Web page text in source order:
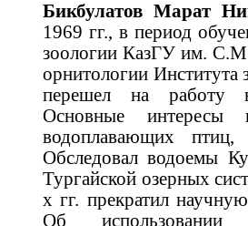
Бикбулатов Марат
1969 гг., в период
зоологии КазГУ им.
орнитологии
перешел на работу в
Основные интересы
водоплавающих
Обследовал водоемы
Тургайской озерных
х гг. прекратил
Об